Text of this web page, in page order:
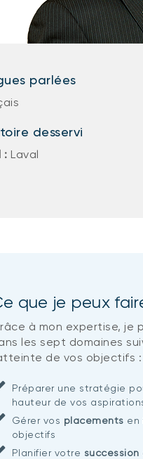
parlées
desservi
: Laval
que je peux
à mon expertise, je
les sept domaines
de vos objectifs :
Préparer une stratégie
hauteur de vos
Gérer vos placements en
objectifs
Planifier votre succession